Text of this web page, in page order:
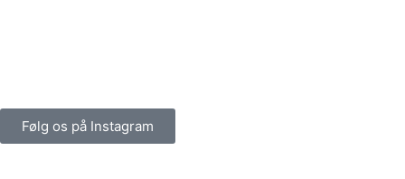
Følg os på Instagram